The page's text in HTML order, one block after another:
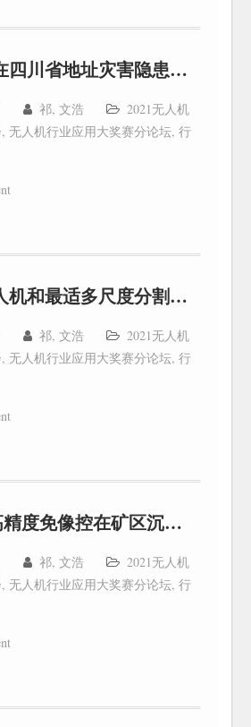
飞马无人机在四川省地址灾害隐患遥感识别监测项目中的应用
祁, 文浩
2021无人机
, 无人机行业应用大奖赛分论坛,行
结合飞马无人机和最适多尺度分割算法的烟草种植面积提取
祁, 文浩
2021无人机
, 无人机行业应用大奖赛分论坛,行
飞马D2000高精度免像控在矿区沉陷监测中的应用
祁, 文浩
2021无人机
, 无人机行业应用大奖赛分论坛,行